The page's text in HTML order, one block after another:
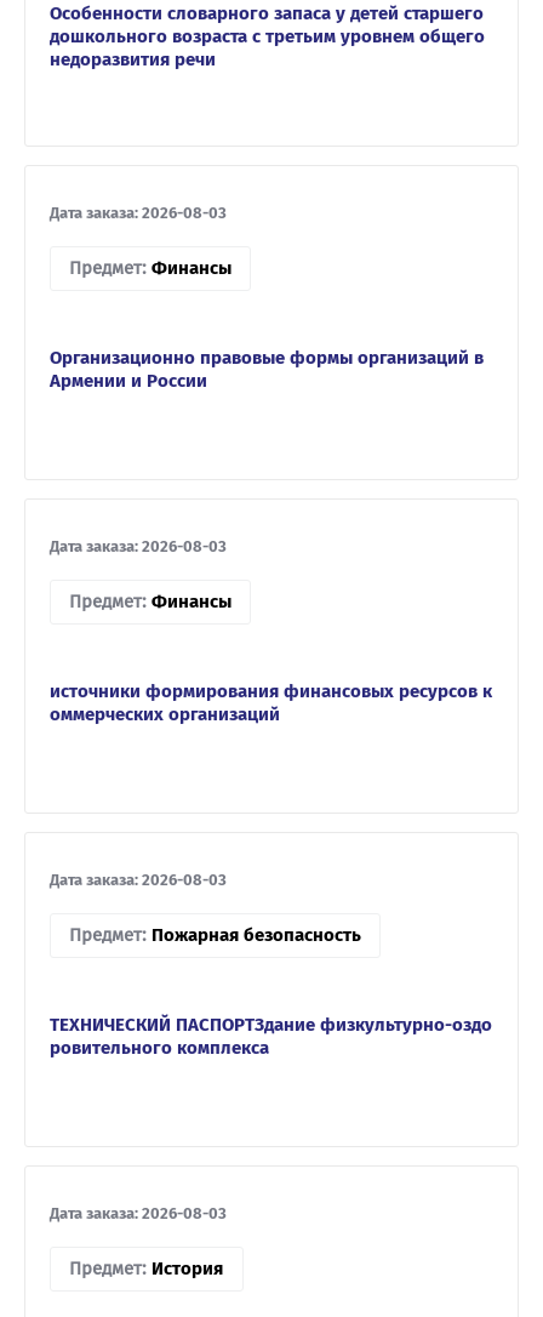
Особенности словарного запаса у детей старшего
дошкольного возраста с третьим уровнем общего
недоразвития речи
Дата заказа: 2026-08-03
Предмет: Финансы
Организационно правовые формы организаций в
Армении и России
Дата заказа: 2026-08-03
Предмет: Финансы
источники формирования финансовых ресурсов к
оммерческих организаций
Дата заказа: 2026-08-03
Предмет: Пожарная безопасность
ТЕХНИЧЕСКИЙ ПАСПОРТЗдание физкультурно-оздо
ровительного комплекса
Дата заказа: 2026-08-03
Предмет: История